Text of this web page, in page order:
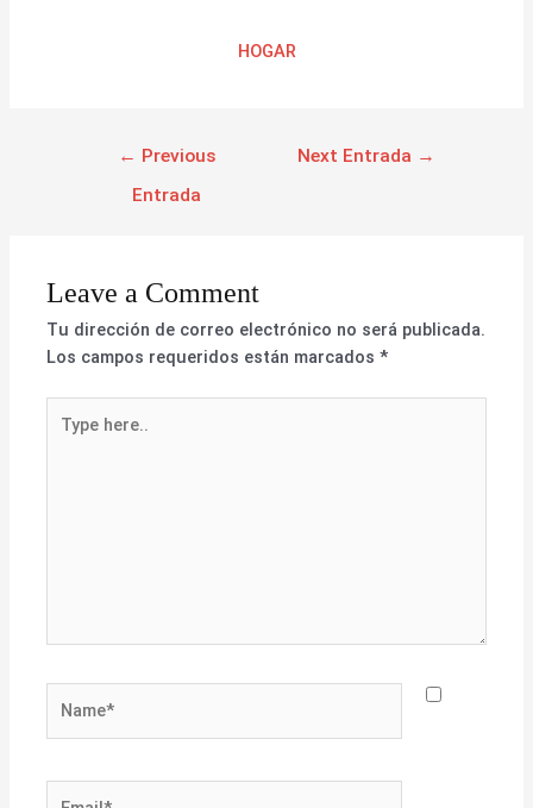
HOGAR
← Previous
Entrada
Next Entrada →
Leave a Comment
Tu dirección de correo electrónico no será publicada.
Los campos requeridos están marcados*
here..